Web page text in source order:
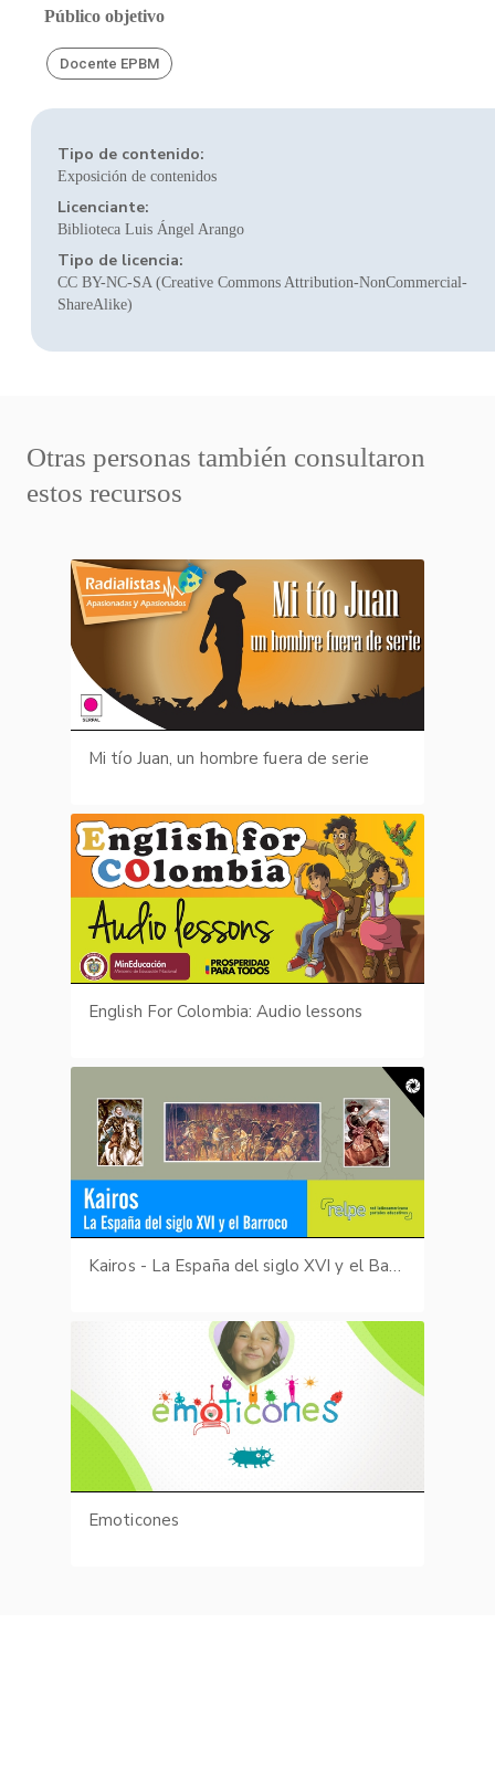
Público objetivo
Docente EPBM
Tipo de contenido:
Exposición de contenidos
Licenciante:
Biblioteca Luis Ángel Arango
Tipo de licencia:
CC BY-NC-SA (Creative Commons Attribution-NonCommercial-
ShareAlike)
Otras personas también consultaron
estos recursos
Mi tío Juan, un hombre fuera de serie
English For Colombia: Audio lessons
Kairos - La España del siglo XVI y el Barroco
Emoticones